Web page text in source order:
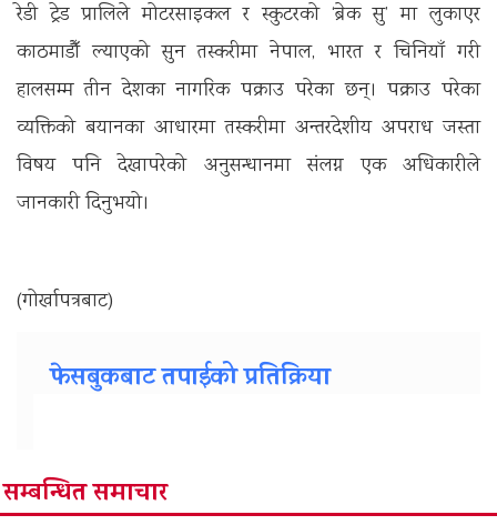
रेडी ट्रेड प्रालिले मोटरसाइकल र स्कुटरको ‘ब्रेक सु’ मा लुकाएर
काठमाडौँ ल्याएको सुन तस्करीमा नेपाल, भारत र चिनियाँ गरी
हालसम्म तीन देशका नागरिक पक्राउ परेका छन्। पक्राउ परेका
व्यक्तिको बयानका आधारमा तस्करीमा अन्तरदेशीय अपराध जस्ता
विषय पनि देखापरेको अनुसन्धानमा संलग्न एक अधिकारीले
जानकारी दिनुभयो।
(गोर्खापत्रबाट)
फेसबुकबाट तपाईको प्रतिक्रिया
सम्बन्धित समाचार